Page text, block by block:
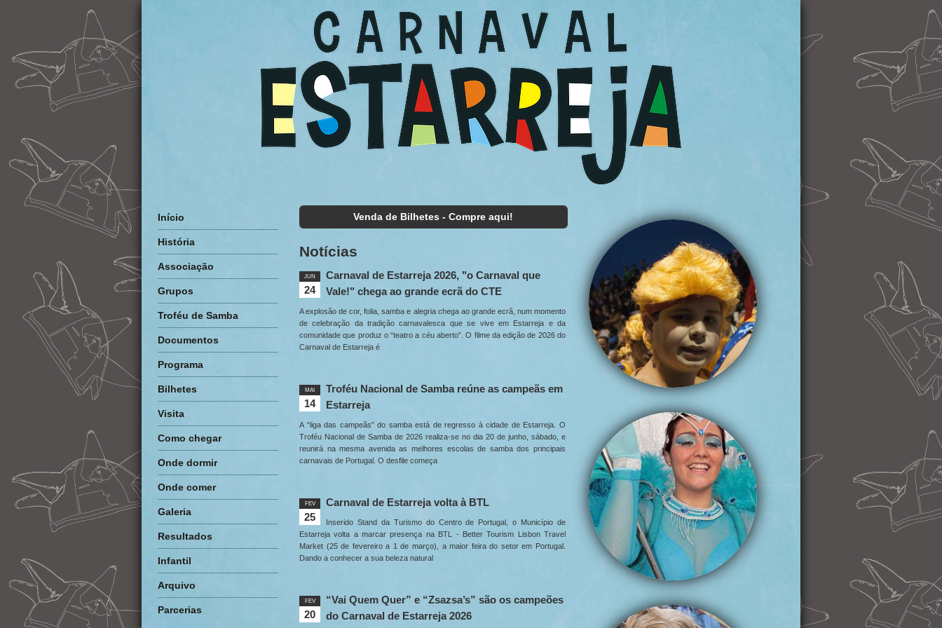
Início
História
Associação
Grupos
Troféu de Samba
Documentos
Programa
Bilhetes
Visita
Como chegar
Onde dormir
Onde comer
Galeria
Resultados
Infantil
Arquivo
Parcerias
Venda de Bilhetes - Compre aqui!
Notícias
JUN
24
Carnaval de Estarreja 2026, "o Carnaval que
Vale!" chega ao grande ecrã do CTE
A explosão de cor, folia, samba e alegria chega ao grande ecrã, num momento
de celebração da tradição carnavalesca que se vive em Estarreja e da
comunidade que produz o “teatro a céu aberto”. O filme da edição de 2026 do
Carnaval de Estarreja é
MAI
14
Troféu Nacional de Samba reúne as campeãs em
Estarreja
A “liga das campeãs” do samba está de regresso à cidade de Estarreja. O
Troféu Nacional de Samba de 2026 realiza-se no dia 20 de junho, sábado, e
reunirá na mesma avenida as melhores escolas de samba dos principais
carnavais de Portugal. O desfile começa
FEV
25
Carnaval de Estarreja volta à BTL
Inserido Stand da Turismo do Centro de Portugal, o Município de
Estarreja volta a marcar presença na BTL - Better Tourism Lisbon Travel
Market (25 de fevereiro a 1 de março), a maior feira do setor em Portugal.
Dando a conhecer a sua beleza natural
FEV
20
“Vai Quem Quer” e “Zsazsa’s” são os campeões
do Carnaval de Estarreja 2026